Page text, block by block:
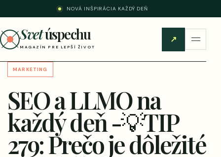
NOVÁ INŠPIRÁCIA KAŽDÝ DEŇ
Svetúspechu
MAGAZÍN PRE LEPŠÍ ŽIVOT
↗
MARKETING
SEO a LLMO na
každý deň -💡TIP
279: Prečo je dôležité